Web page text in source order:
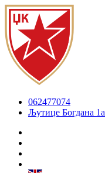
062477074
Љутице Богдана 1а